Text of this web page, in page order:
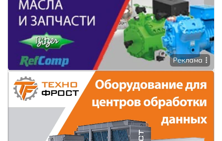
Реклама